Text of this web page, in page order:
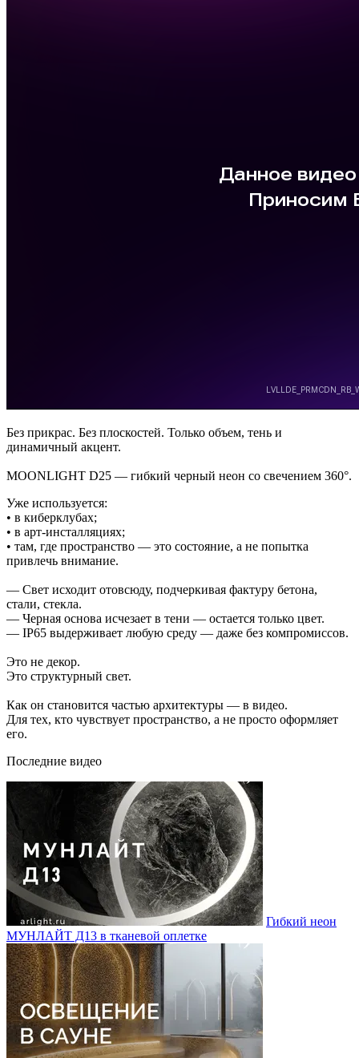
Без прикрас. Без плоскостей. Только объем, тень и
динамичный акцент.
MOONLIGHT D25 — гибкий черный неон со свечением 360°.
Уже используется:
• в киберклубах;
• в арт-инсталляциях;
• там, где пространство — это состояние, а не попытка
привлечь внимание.
— Свет исходит отовсюду, подчеркивая фактуру бетона,
стали, стекла.
— Черная основа исчезает в тени — остается только цвет.
— IP65 выдерживает любую среду — даже без компромиссов.
Это не декор.
Это структурный свет.
Как он становится частью архитектуры — в видео.
Для тех, кто чувствует пространство, а не просто оформляет
его.
Последние видео
Гибкий неон
МУНЛАЙТ Д13 в тканевой оплетке